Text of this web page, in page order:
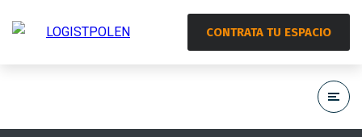
CONTRATA TU ESPACIO